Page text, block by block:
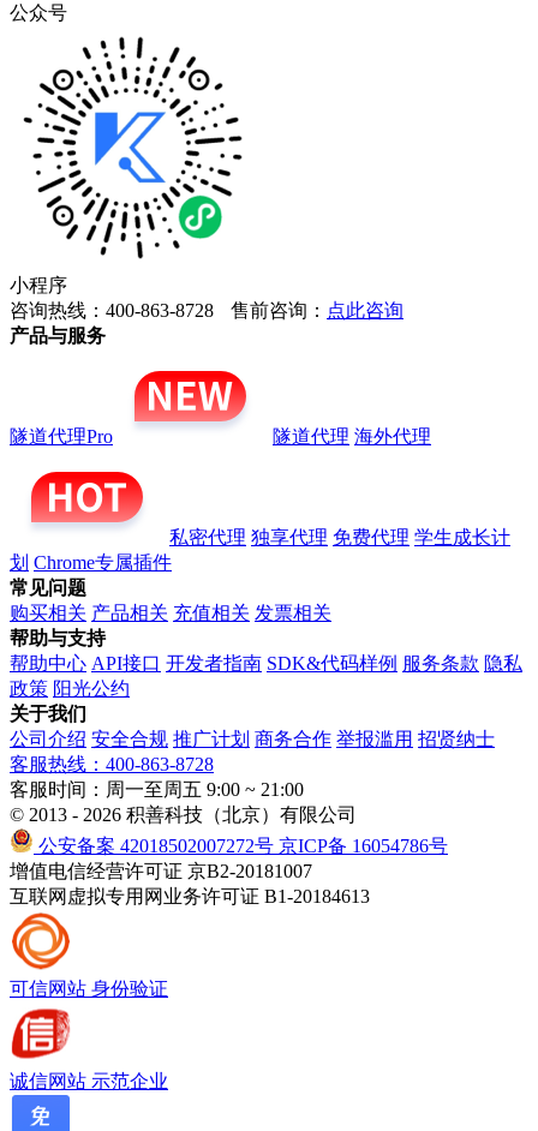
公众号
小程序
咨询热线：400-863-8728
售前咨询： 点此咨询
产品与服务
隧道代理Pro 隧道代理 海外代理
私密代理 独享代理 免费代理 学生成长计
划 Chrome专属插件
常见问题
购买相关 产品相关 充值相关 发票相关
帮助与支持
帮助中心 API接口 开发者指南 SDK&代码样例 服务条款 隐私
政策 阳光公约
关于我们
公司介绍 安全合规 推广计划 商务合作 举报滥用 招贤纳士
客服热线：400-863-8728
客服时间：周一至周五 9:00 ~ 21:00
© 2013 - 2026 积善科技（北京）有限公司
公安备案 42018502007272号 京ICP备 16054786号
增值电信经营许可证 京B2-20181007
互联网虚拟专用网业务许可证 B1-20184613
可信网站 身份验证
诚信网站 示范企业